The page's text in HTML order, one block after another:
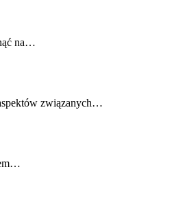
na…
związanych…